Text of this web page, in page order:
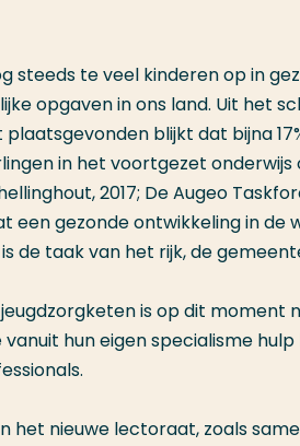
steeds te veel kinderen op in
opgaven in ons land. Uit het
plaatsgevonden blijkt dat bijna
in het voortgezet
2017; De Augeo
een gezonde ontwikkeling in de
de taak van het rijk, de
is op dit moment
hun eigen specialisme
het nieuwe lectoraat, zoals